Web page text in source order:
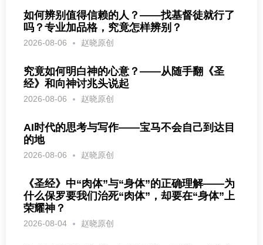
如何辨别值得信赖的人？——找基督徒就行了
吗？专业加品格，究竟怎样辨别？
2026-08-06 赵晓原创
究竟如何明白神的心意？——从随手翻《圣
经》和向神讨兆头说起
2026-08-06 赵晓原创
AI时代的思考与写作——宝马不会自己到达目
的地
2026-08-06 赵晓原创
《圣经》中“肉体”与“身体”的正确理解——为
什么保罗要我们治死“肉体”，却要在“身体”上
荣耀神？
2026-08-04 赵晓原创